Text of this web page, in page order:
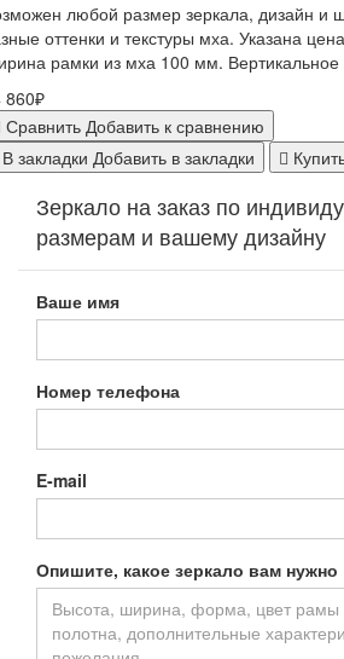
любой размер зеркала, дизайн и
оттенки и текстуры мха. Указана
рамки из мха 100 мм. Вертикальное
860₽
Сравнить Добавить к сравнению
закладки Добавить в закладки
Зеркало на заказ по
размерам и вашему дизайну
Ваше имя
Номер телефона
E-mail
Опишите, какое зеркало вам нужно